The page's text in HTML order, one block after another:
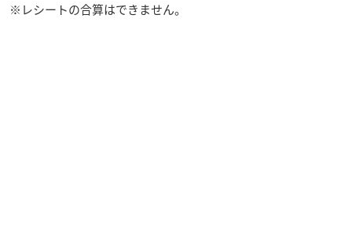
※レシートの合算はできません。